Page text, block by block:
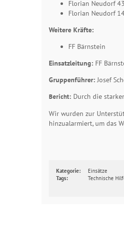
Florian Neudorf
Florian Neudorf
Weitere Kräfte:
FF Bärnstein
Einsatzleitung: FF
Gruppenführer:Josef
Bericht: Durch die
Wir wurden zur
hinzualarmiert, um das
Kategorie: Einsätze
Tags:
Technische